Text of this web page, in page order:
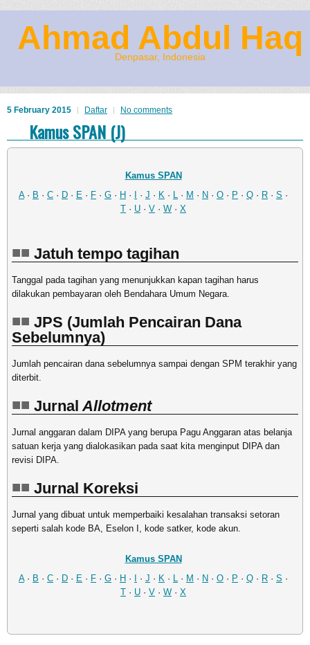
Ahmad Abdul Haq
Denpasar, Indonesia
5 February 2015 Daftar No comments
Kamus SPAN (J)
Kamus SPAN
A· B · C · D · E · F · G · H · · J · K · L · M · N · O · P · Q · R · S ·
T · U · V · W · X
Jatuh tempo tagihan
Tanggal pada tagihan yang menunjukkan kapan tagihan harus
dilakukan pembayaran oleh Bendahara Umum Negara.
JPS (Jumlah Pencairan Dana
Sebelumnya)
Jumlah pencairan dana sebelumnya sampai dengan SPM terakhir yang
diterbit.
Jurnal Allotment
Jurnal anggaran dalam DIPA yang berupa Pagu Anggaran atas belanja
satuan kerja yang dialokasikan pada saat kita menginput DIPA dan
revisi DIPA.
Jurnal Koreksi
Jurnal yang dibuat untuk memperbaiki kesalahan transaksi setoran
seperti salah kode BA, Eselon I, kode satker, kode akun.
Kamus SPAN
A· B · C · D · E · F · G · H · · J · K · L · M · N · O · P · Q · R · S ·
T · U · V · W · X